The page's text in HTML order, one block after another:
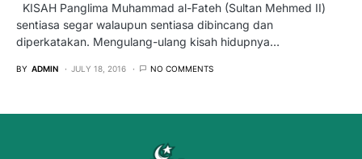
KISAH Panglima Muhammad al-Fateh (Sultan Mehmed II)
sentiasa segar walaupun sentiasa dibincang dan
diperkatakan. Mengulang-ulang kisah hidupnya…
BY ADMIN JULY 18, 2016 NO COMMENTS